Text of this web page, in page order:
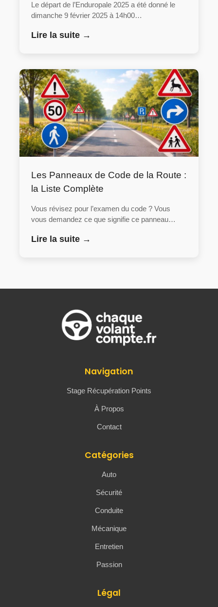
Le départ de l’Enduropale 2025 a été donné le
dimanche 9 février 2025 à 14h00…
Lire la suite →
Les Panneaux de Code de la Route :
la Liste Complète
Vous révisez pour l’examen du code ? Vous
vous demandez ce que signifie ce panneau…
Lire la suite →
Navigation
Stage Récupération Points
À Propos
Contact
Catégories
Auto
Sécurité
Conduite
Mécanique
Entretien
Passion
Légal